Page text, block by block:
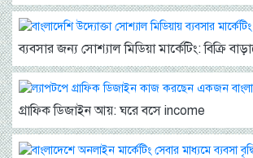
ব্যবসার জন্য সোশ্যাল মিডিয়া মার্কেটিং: বিক্রি
গ্রাফিক ডিজাইন আয়: ঘরে বসে income